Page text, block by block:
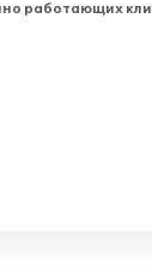
работающих